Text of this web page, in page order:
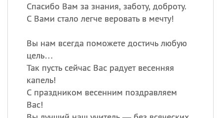
Спасибо Вам за знания, заботу, доброту.
С Вами стало легче веровать в мечту!
Вы нам всегда поможете достичь любую
цель…
Так пусть сейчас Вас радует весенняя
капель!
С праздником весенним поздравляем
Вас!